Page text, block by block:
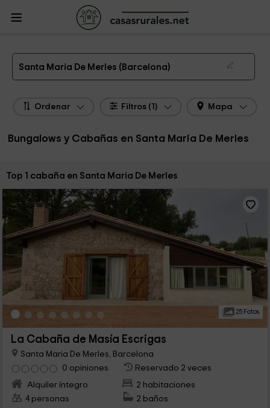
Casas Rurales
Cabañas Cataluña
Bungalows y Cabañas Barcelona
Bungalows y Cabañas
Santa Maria De Merles (Barcelona)
Ordenar Filtros (1) Mapa
Bungalows y Cabañas en Santa Maria De Merles
Ordenar por:
Top 1 cabaña en Santa Maria De Merles
25 Fotos
La Cabaña de Masía Escrigas
Santa Maria De Merles, Barcelona
0 opiniones
Reservado 2 veces
Alquiler íntegro
2 habitaciones
4 personas
2 baños